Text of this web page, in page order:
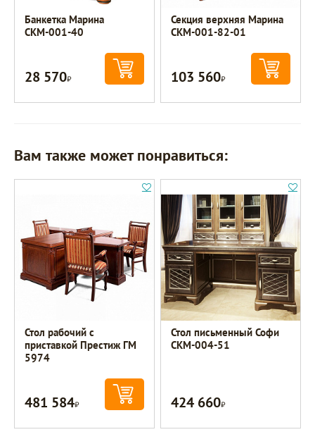
Банкетка Марина
СКМ-001-40
28 570Р
Секция верхняя Марина
СКМ-001-82-01
103 560Р
Вам также может понравиться:
Стол рабочий с
приставкой Престиж ГМ
5974
481 584Р
Стол письменный Софи
СКМ-004-51
424 660Р